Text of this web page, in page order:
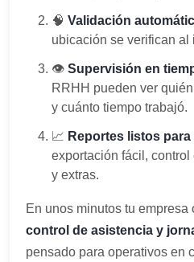
🧠 Validación
ubicación se verifican al
👁️ Supervisión en
RRHH pueden ver
y cuánto tiempo trabajó.
📈 Reportes listos
exportación fácil,
y extras.
En unos minutos tu empresa
control de asistencia y
pensado para operativos en